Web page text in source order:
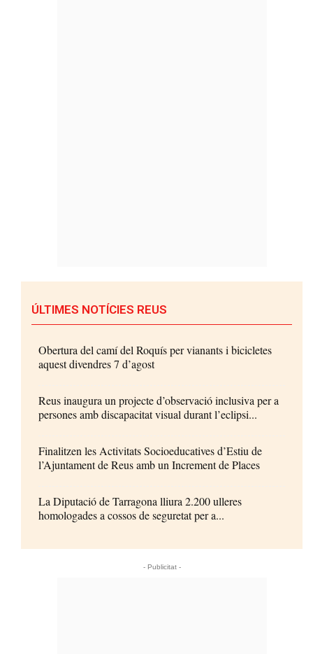
ÚLTIMES NOTÍCIES REUS
Obertura del camí del Roquís per vianants i bicicletes
aquest divendres 7 d’agost
Reus inaugura un projecte d’observació inclusiva per a
persones amb discapacitat visual durant l’eclipsi...
Finalitzen les Activitats Socioeducatives d’Estiu de
l’Ajuntament de Reus amb un Increment de Places
La Diputació de Tarragona lliura 2.200 ulleres
homologades a cossos de seguretat per a...
- Publicitat -